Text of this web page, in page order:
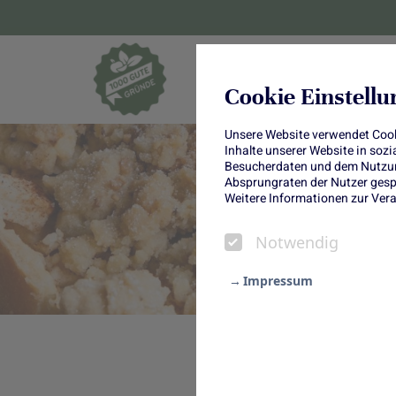
Cookie
Unsere Website verwendet
Inhalte unserer Website in
Besucherdaten und dem
Absprungraten der Nutzer
Weitere Informationen zur
Notwendig
Impressum